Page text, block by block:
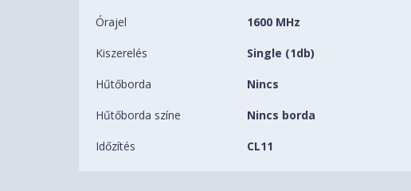
Órajel 1600 MHz
Kiszerelés Single (1db)
Hűtőborda Nincs
Hűtőborda színe Nincs borda
Időzítés CL11